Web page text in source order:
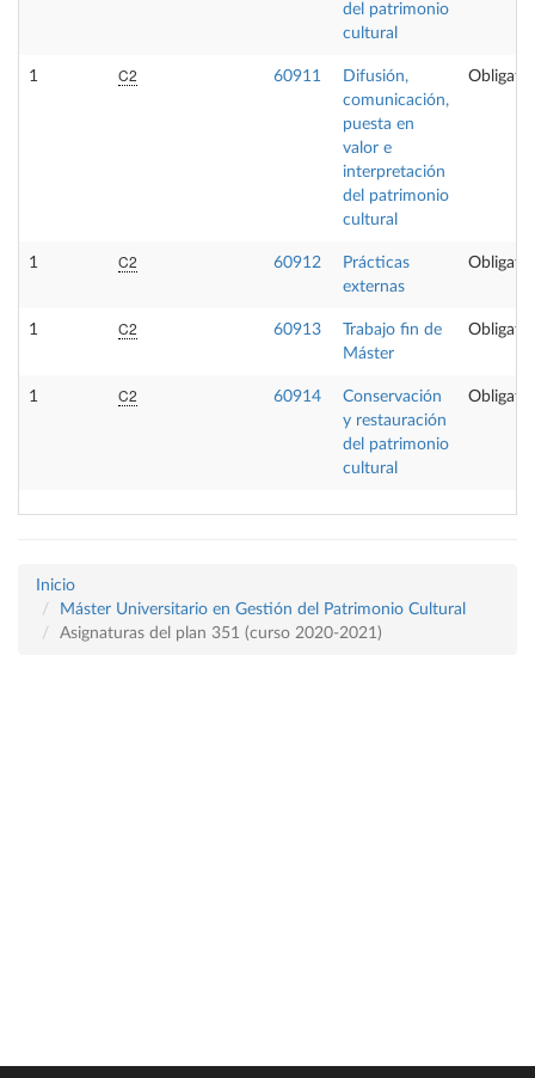
del patrimonio
cultural
1 C2 60911
Difusión,
comunicación,
puesta en
valor e
interpretación
del patrimonio
cultural
1 C2 60912
Prácticas
externas
1 C2 60913
Trabajo fin de
Máster
1 C2 60914
Conservación
y restauración
del patrimonio
cultural
Inicio
Máster Universitario en Gestión del Patrimonio Cultural
Asignaturas del plan 351 (curso 2020-2021)